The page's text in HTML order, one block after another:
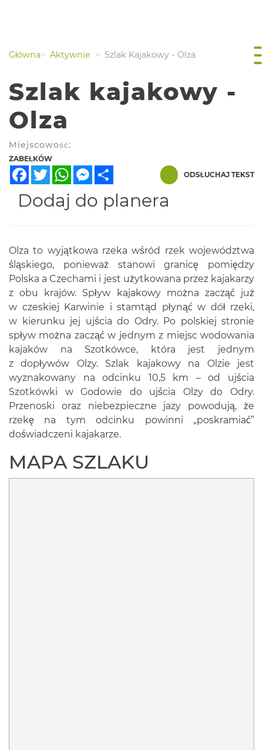
Główna Aktywnie Szlak Kajakowy - Olza
Szlak kajakowy -
Olza
Miejscowość:
ZABEŁKÓW
FacebookTwitterWhatsAppMessenger ODSŁUCHAJ TEKST
Dodaj do planera
Olza to wyjątkowa rzeka wśród rzek województwa
śląskiego, ponieważ stanowi granicę pomiędzy
Polska a Czechami i jest użytkowana przez kajakarzy
z obu krajów. Spływ kajakowy można zacząć już
w czeskiej Karwinie i stamtąd płynąć w dół rzeki,
w kierunku jej ujścia do Odry. Po polskiej stronie
spływ można zacząć w jednym z miejsc wodowania
kajaków na Szotkówce, która jest jednym
z dopływów Olzy. Szlak kajakowy na Olzie jest
wyznakowany na odcinku 10,5 km – od ujścia
Szotkówki w Godowie do ujścia Olzy do Odry.
Przenoski oraz niebezpieczne jazy powodują, że
rzekę na tym odcinku powinni „poskramiać”
doświadczeni kajakarze.
MAPA SZLAKU